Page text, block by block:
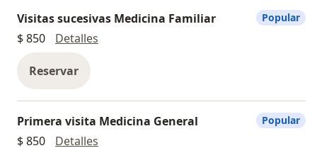
Visitas sucesivas Medicina Familiar
$ 850
Detalles
Reservar
Popular
Primera visita Medicina General
$ 850
Detalles
Popular